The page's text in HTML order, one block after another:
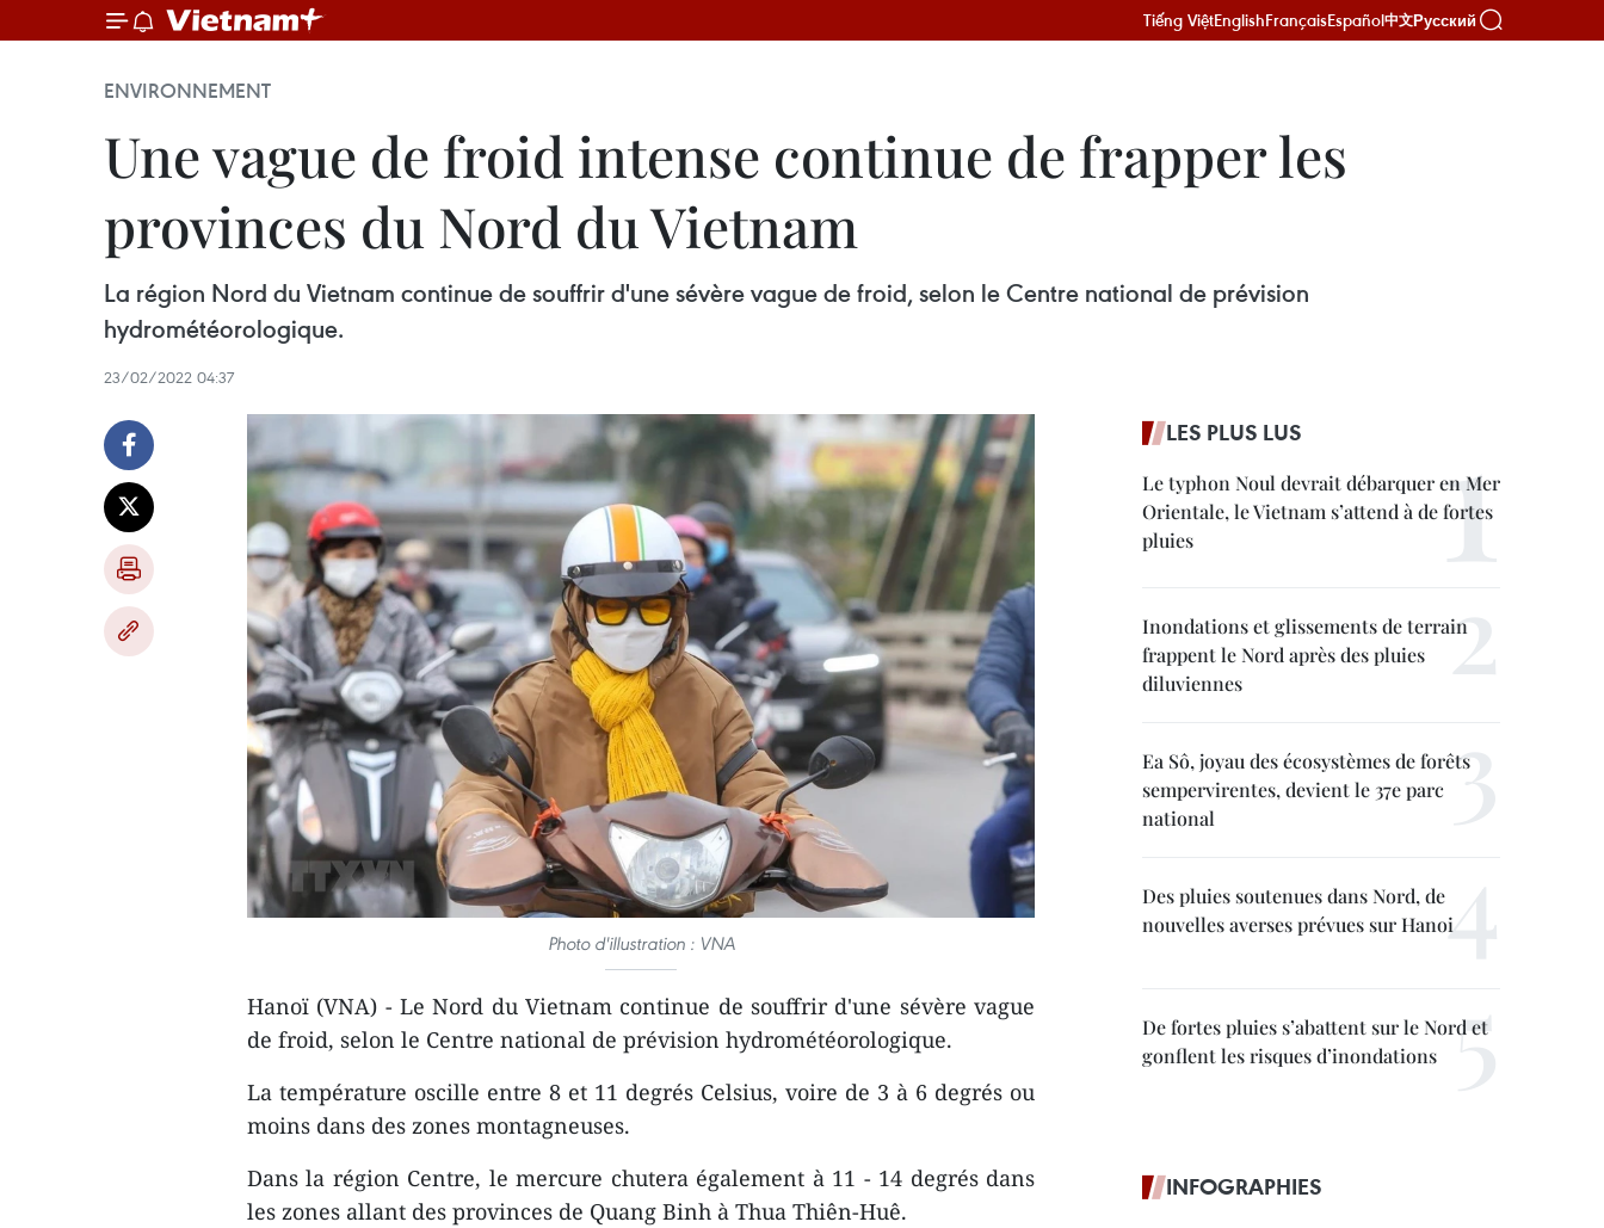
Tiếng ViệtEnglishFrançaisEspañol中文Русский
ENVIRONNEMENT
Une vague de froid intense continue de frapper les
provinces du Nord du Vietnam
La région Nord du Vietnam continue de souffrir d'une sévère vague de froid, selon le Centre national de prévision
hydrométéorologique.
23/02/2022 04:37
Photo d'illustration : VNA
Hanoï (VNA) - Le Nord du Vietnam continue de souffrir d'une sévère vague
de froid, selon le Centre national de prévision hydrométéorologique.
La température oscille entre 8 et 11 degrés Celsius, voire de 3 à 6 degrés ou
moins dans des zones montagneuses.
Dans la région Centre, le mercure chutera également à 11 - 14 degrés dans
les zones allant des provinces de Quang Binh à Thua Thiên-Huê.
LES PLUS LUS
Le typhon Noul devrait débarquer en Mer
Orientale, le Vietnam s’attend à de fortes
pluies
Inondations et glissements de terrain
frappent le Nord après des pluies
diluviennes
Ea Sô, joyau des écosystèmes de forêts
sempervirentes, devient le 37e parc
national
Des pluies soutenues dans Nord, de
nouvelles averses prévues sur Hanoi
De fortes pluies s’abattent sur le Nord et
gonflent les risques d’inondations
INFOGRAPHIES